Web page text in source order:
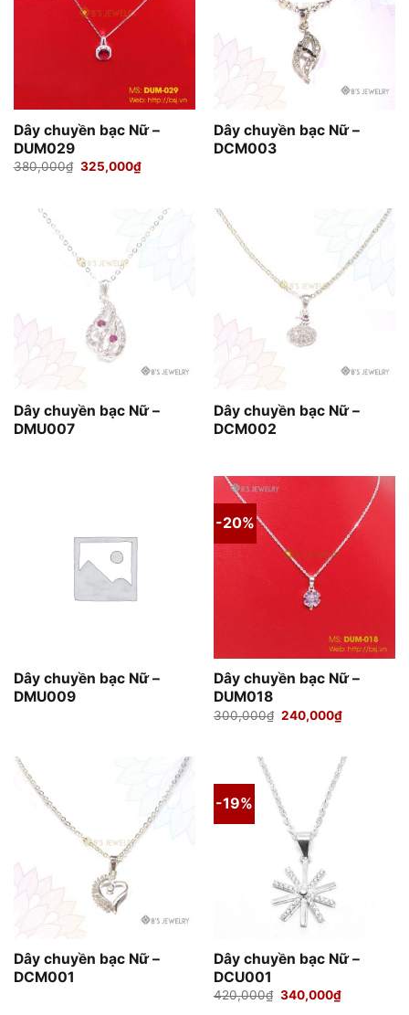
Dây chuyền bạc Nữ –
DUM029
380,000₫ Giá
325,000₫Giá
hiện
325,000₫.
Dây chuyền bạc Nữ –
DCM003
Dây chuyền bạc Nữ –
DMU007
Dây chuyền bạc Nữ –
DCM002
Dây chuyền bạc Nữ –
DMU009
-20%
Dây chuyền bạc Nữ –
DUM018
300,000₫ Giá
240,000₫Giá
hiện
240,000₫.
Dây chuyền bạc Nữ –
DCM001
-19%
Dây chuyền bạc Nữ –
DCU001
420,000₫ Giá
340,000₫Giá
hiện